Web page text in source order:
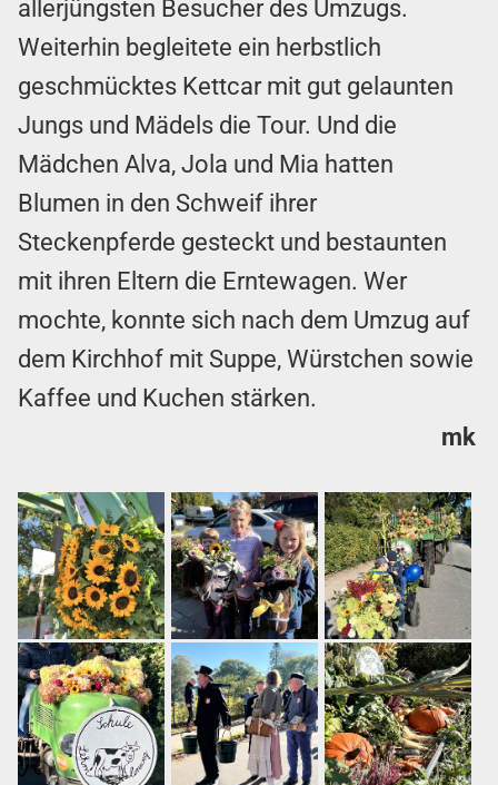
allerjüngsten Besucher des Umzugs.
Weiterhin begleitete ein herbstlich
geschmücktes Kettcar mit gut gelaunten
Jungs und Mädels die Tour. Und die
Mädchen Alva, Jola und Mia hatten
Blumen in den Schweif ihrer
Steckenpferde gesteckt und bestaunten
mit ihren Eltern die Erntewagen. Wer
mochte, konnte sich nach dem Umzug auf
dem Kirchhof mit Suppe, Würstchen sowie
Kaffee und Kuchen stärken.
mk